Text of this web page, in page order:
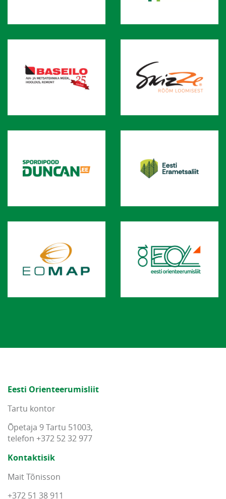
Eesti Orienteerumisliit
Tartu kontor
Õpetaja 9 Tartu 51003,
telefon +372 52 32 977
Kontaktisik
Mait Tõnisson
+372 51 38 911